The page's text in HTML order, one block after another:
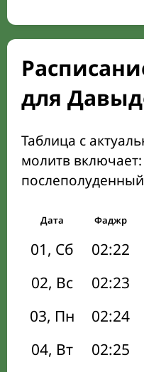
для
Таблица с
молитв
Дата Фаджр
01, Сб 02:22
02, Вс
02:23
03, Пн
02:24
04, Вт
02:25